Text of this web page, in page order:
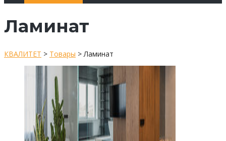
Ламинат
КВАЛИТЕТ > Товары >Ламинат